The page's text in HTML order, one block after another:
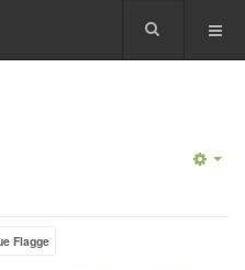
Flagge